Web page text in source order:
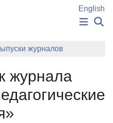
English
СЛОВА
журналов
журнала